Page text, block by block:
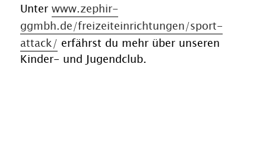
Unter www.zephir-
ggmbh.de/freizeiteinrichtungen/sport-
attack/ erfährst du mehr über unseren
Kinder- und Jugendclub.